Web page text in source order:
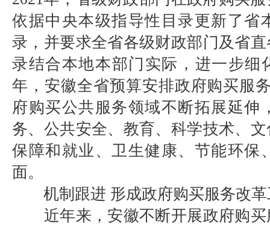
依据中央本级指导性目录更新了省
录，并要求全省各级财政部门及省
录结合本地本部门实际，进一步细
年，安徽全省预算安排政府购买服
府购买公共服务领域不断拓展延伸
务、公共安全、教育、科学技术、
保障和就业、卫生健康、节能环保
面。
机制跟进 形成政府购买服务改革
近年来，安徽不断开展政府购买